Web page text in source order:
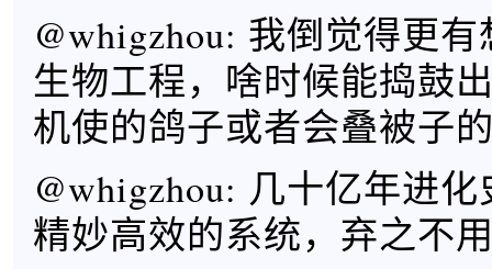
@whigzhou: 我倒觉得更
生物工程，啥时候能捣鼓
机使的鸽子或者会叠被子
@whigzhou: 几十亿年进
精妙高效的系统，弃之不